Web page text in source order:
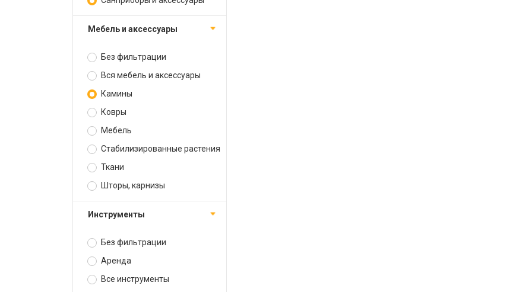
Мебель и аксессуары
Без фильтрации
Вся мебель и аксессуары
Камины
Ковры
Мебель
Стабилизированные растения
Ткани
Шторы, карнизы
Инструменты
Без фильтрации
Аренда
Все инструменты